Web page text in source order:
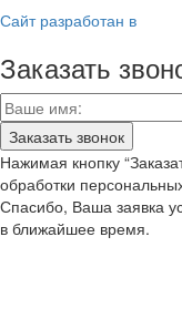
Сайт разработан в
Заказать
Нажимая кнопку
обработки
Спасибо, Ваша заявка
в ближайшее время.